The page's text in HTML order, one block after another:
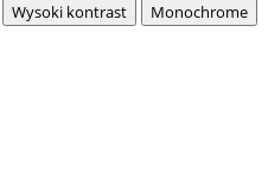
Wysoki kontrast Monochrome